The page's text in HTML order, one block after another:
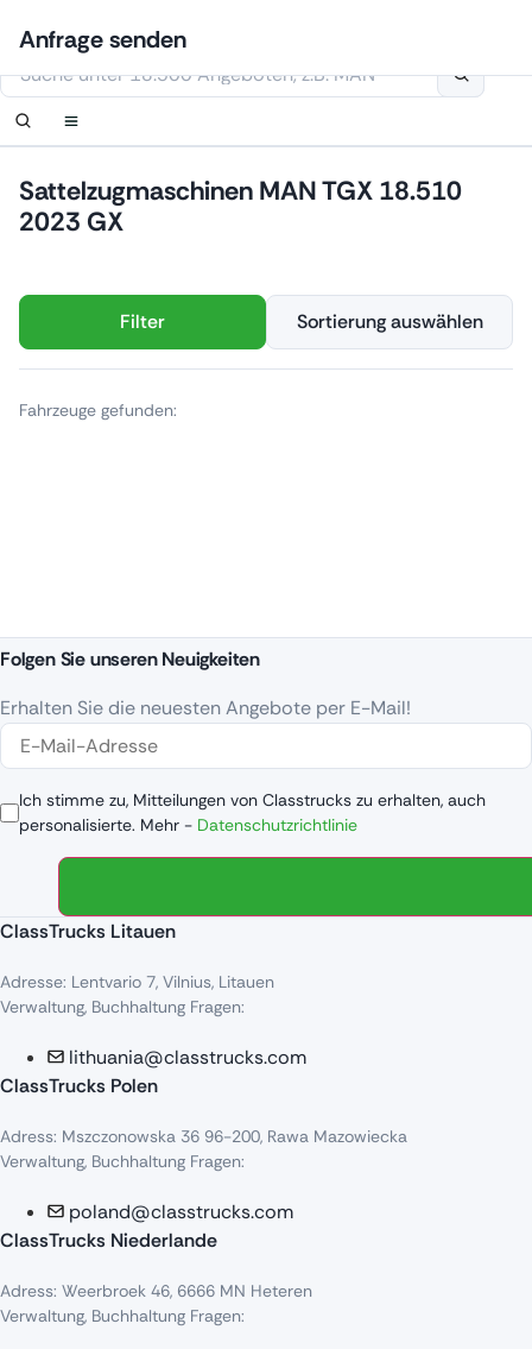
Inhalt
springen
Sattelzugmaschinen MAN TGX 18.510
2023 GX
Filter Sortierung auswählen
Fahrzeuge gefunden:
Folgen Sie unseren Neuigkeiten
Erhalten Sie die neuesten Angebote per E-Mail!
Ich stimme zu, Mitteilungen von Classtrucks zu erhalten, auch
personalisierte. Mehr - Datenschutzrichtlinie
ClassTrucks Litauen
Adresse: Lentvario 7, Vilnius, Litauen
Verwaltung, Buchhaltung Fragen:
lithuania@classtrucks.com
ClassTrucks Polen
Adress: Mszczonowska 36 96-200, Rawa Mazowiecka
Verwaltung, Buchhaltung Fragen:
poland@classtrucks.com
ClassTrucks Niederlande​
Adress: Weerbroek 46, 6666 MN Heteren
Verwaltung, Buchhaltung Fragen:
Anmelden
Benachrichtigung einrichten
Diese Webseite verwendet Cookies
Kontaktiere uns
Ihre Anfrage wurde erhalten.
Anfrage senden
Benachrichtigung einrichten